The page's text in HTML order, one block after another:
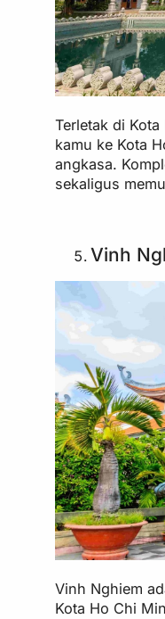
Terletak di
kamu ke Kota
angkasa.
sekaligus
Vinh
Vinh Nghiem
Kota Ho Chi